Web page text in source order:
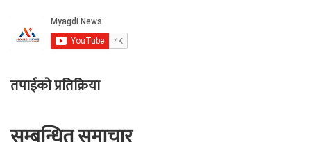
तपाईको प्रतिक्रिया